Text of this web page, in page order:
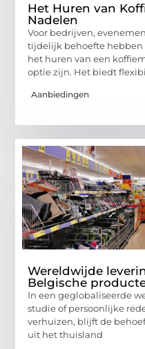
Het Huren van
Nadelen
Voor bedrijven,
tijdelijk behoefte hebben
het huren van een
optie zijn. Het biedt
Aanbiedingen
Wereldwijde
Belgische
In een geglobaliseerde
studie of persoonlijke
verhuizen, blijft de
uit het thuisland